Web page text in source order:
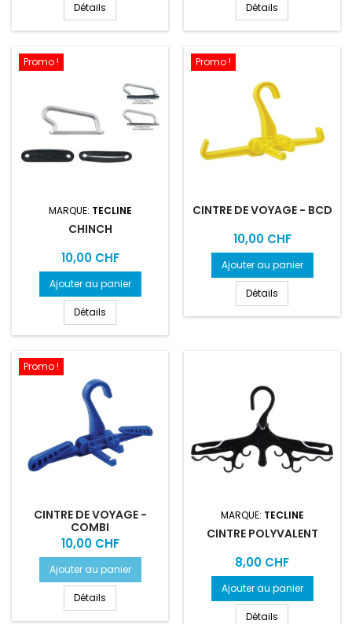
Détails Détails
Promo !
MARQUE: TECLINE
CHINCH
Prix
10,00 CHF
Ajouter au panier
Détails
Promo !
CINTRE DE VOYAGE - BCD
Prix
10,00 CHF
Ajouter au panier
Détails
Promo !
CINTRE DE VOYAGE -
COMBI
Prix
10,00 CHF
Ajouter au panier
Détails
MARQUE: TECLINE
CINTRE POLYVALENT
Prix
8,00 CHF
Ajouter au panier
Détails